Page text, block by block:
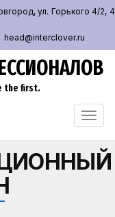
ул. Горького 4/2, 4
head@interclover.ru
the first.